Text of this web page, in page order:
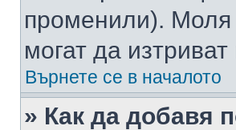
променили). Моля
могат да
Върнете се в началото
» Как да добавя